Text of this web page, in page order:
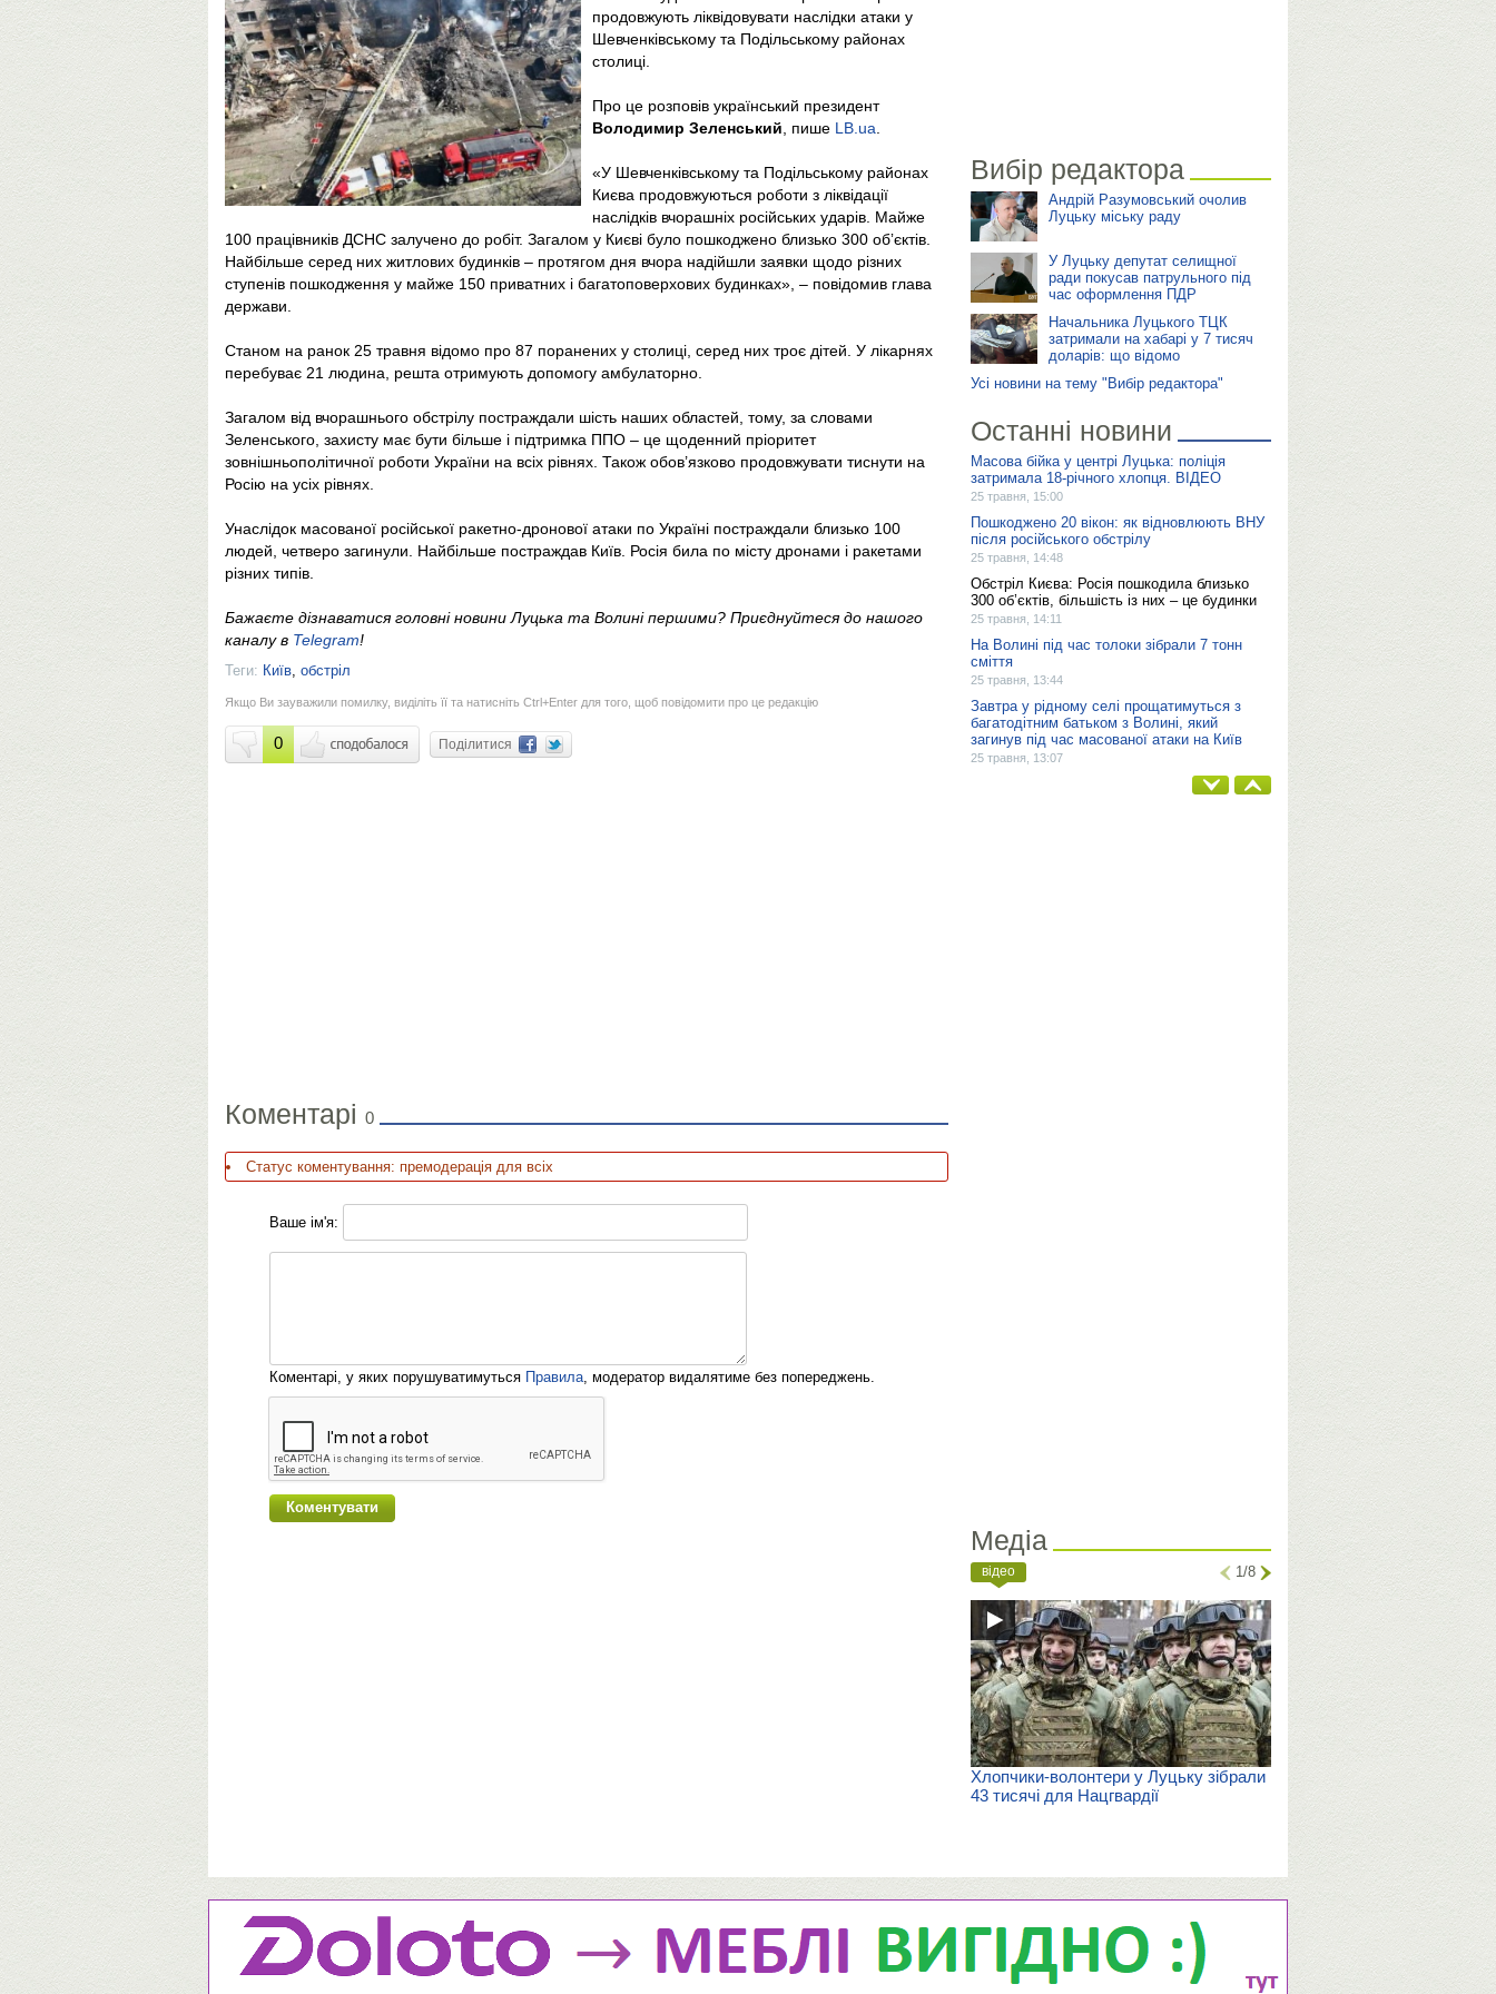
продовжують ліквідовувати наслідки атаки у
Шевченківському та Подільському районах
столиці.
Про це розповів український президент
Володимир Зеленський , пише LB.ua
«У Шевченківському та Подільському районах
Києва продовжуються роботи з ліквідації
наслідків вчорашніх російських ударів. Майже
100 працівників ДСНС залучено до робіт. Загалом у Києві було пошкоджено близько 300 обʼєктів.
Найбільше серед них житлових будинків – протягом дня вчора надійшли заявки щодо різних
ступенів пошкодження у майже 150 приватних і багатоповерхових будинках», – повідомив глава
держави.
Станом на ранок 25 травня відомо про 87 поранених у столиці, серед них троє дітей. У лікарнях
перебуває 21 людина, решта отримують допомогу амбулаторно.
Загалом від вчорашнього обстрілу постраждали шість наших областей, тому, за словами
Зеленського, захисту має бути більше і підтримка ППО – це щоденний пріоритет
зовнішньополітичної роботи України на всіх рівнях. Також обов’язково продовжувати тиснути на
Росію на усіх рівнях.
Унаслідок масованої російської ракетно-дронової атаки по Україні постраждали близько 100
людей, четверо загинули. Найбільше постраждав Київ. Росія била по місту дронами і ракетами
різних типів.
Бажаєте дізнаватися головні новини Луцька та Волині першими? Приєднуйтеся до нашого
каналу в Telegram!
Теги: Київ, обстріл
Якщо Ви зауважили помилку, виділіть її та натисніть Ctrl+Enter для того, щоб повідомити про це редакцію
0 Поділитися
Коментарі 0
Статус коментування: премодерація для всіх
Ваше ім'я:
Коментарі, у яких порушуватимуться Правила, модератор видалятиме без попереджень.
Вибір редактора
Андрій Разумовський очолив
Луцьку міську раду
У Луцьку депутат селищної
ради покусав патрульного під
час оформлення ПДР
Начальника Луцького ТЦК
затримали на хабарі у 7 тисяч
доларів: що відомо
Усі новини на тему "Вибір редактора"
Останні новини
Масова бійка у центрі Луцька: поліція
затримала 18-річного хлопця. ВІДЕО
25 травня, 15:00
Пошкоджено 20 вікон: як відновлюють ВНУ
після російського обстрілу
25 травня, 14:48
Обстріл Києва: Росія пошкодила близько
300 об’єктів, більшість із них – це будинки
25 травня, 14:11
На Волині під час толоки зібрали 7 тонн
сміття
25 травня, 13:44
Завтра у рідному селі прощатимуться з
багатодітним батьком з Волині, який
загинув під час масованої атаки на Київ
25 травня, 13:07
Медіа
відео 1/8
Хлопчики-волонтери у Луцьку зібрали
43 тисячі для Нацгвардії